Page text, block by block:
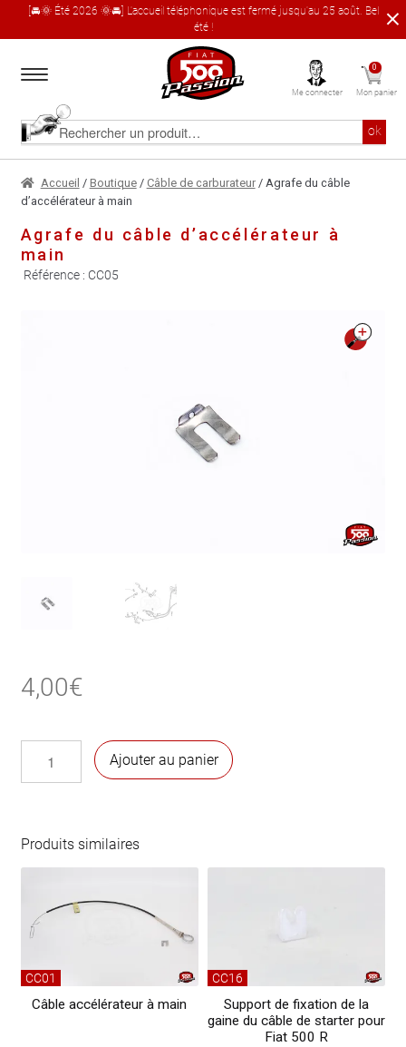
[🚘🌞 Été 2026 🌞🚘] L'accueil téléphonique est fermé jusqu'au 25 août. Bel
été !
à
navigation
au
contenu
Rechercher
produit
ok
Accueil
Le catalogue produit
À propos
Garages partenaires
Me connecter
0
Mon panier
Accueil / Boutique/ Câble de carburateur/ Agrafe du câble
d’accélérateur à main
Agrafe du câble d’accélérateur à
main
Référence : CC05
4,00€
câble
d’accélérateur
main
Ajouter au panier
Produits similaires
CC01
Câble accélérateur à main
CC16
Support de fixation de la
gaine du câble de starter pour
Fiat 500 R